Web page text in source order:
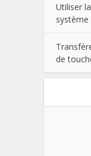
Utiliser
système
de